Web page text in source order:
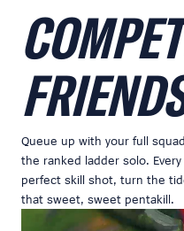
Queue up with your full
the ranked ladder solo.
perfect skill shot, turn the
that sweet, sweet pentakill.